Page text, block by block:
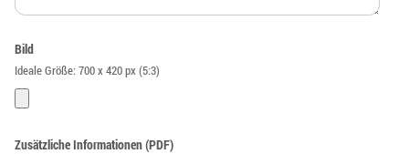
Bild
Ideale Größe: 700 x 420 px (5:3)
Zusätzliche Informationen (PDF)